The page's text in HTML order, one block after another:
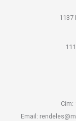
1137
Cím:
Email: